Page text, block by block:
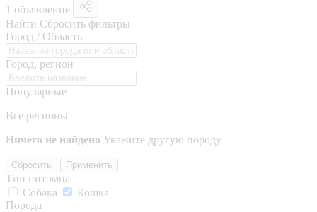
1 объявление
Найти Сбросить фильтры
Город / Область
Город, регион
Популярные
Все регионы
Ничего не найдено Укажите другую породу
Сбросить Применить
Тип питомца
Собака
Кошка
Порода